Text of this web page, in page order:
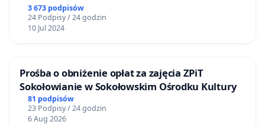
3 673 podpisów
24 Podpisy / 24 godzin
10 Jul 2024
Prośba o obniżenie opłat za zajęcia ZPiT
Sokołowianie w Sokołowskim Ośrodku Kultury
81 podpisów
23 Podpisy / 24 godzin
6 Aug 2026